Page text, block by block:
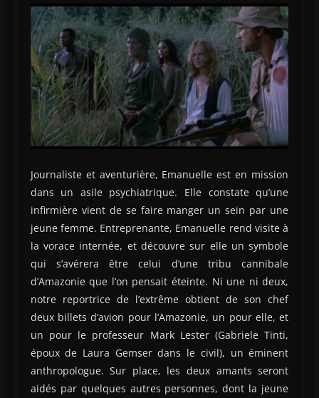
Journaliste et aventurière, Emanuelle est en mission
dans un asile psychiatrique. Elle constate qu’une
infirmière vient de se faire manger un sein par une
jeune femme. Entreprenante, Emanuelle rend visite à
la vorace internée, et découvre sur elle un symbole
qui s’avérera être celui d’une tribu cannibale
d’Amazonie que l’on pensait éteinte. Ni une ni deux,
notre reportrice de l’extrême obtient de son chef
deux billets d’avion pour l’Amazonie, un pour elle, et
un pour le professeur Mark Lester (Gabriele Tinti,
époux de Laura Gemser dans le civil), un éminent
anthropologue. Sur place, les deux amants seront
aidés par quelques autres personnes, dont la jeune